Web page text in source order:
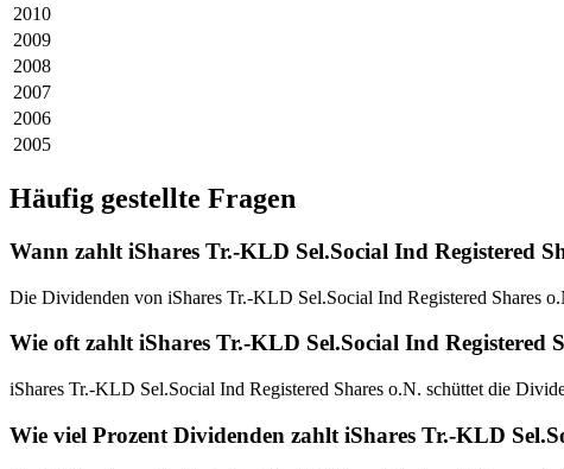
2010
2009
2008
2007
2006
2005
Häufig gestellte Fragen
Wann zahlt iShares Tr.-KLD Sel.Social Ind Registered
Die Dividenden von iShares Tr.-KLD Sel.Social Ind Registered Shares
Wie oft zahlt iShares Tr.-KLD Sel.Social Ind Registered
iShares Tr.-KLD Sel.Social Ind Registered Shares o.N. schüttet die
Wie viel Prozent Dividenden zahlt iShares Tr.-KLD